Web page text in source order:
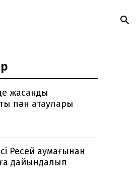
жасанды
пән атаулары
Ресей аумағынан
дайындалып